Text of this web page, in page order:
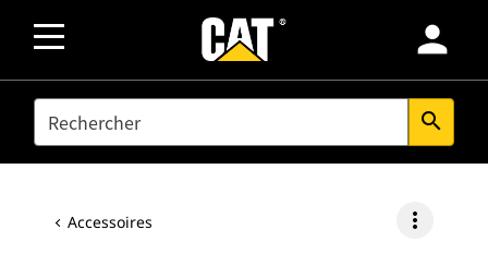
person
SEARCH search
Accessoires more_vert